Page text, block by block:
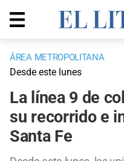
ÁREA METROPOLITANA
Desde este lunes
La línea 9 de
su recorrido e
Santa Fe